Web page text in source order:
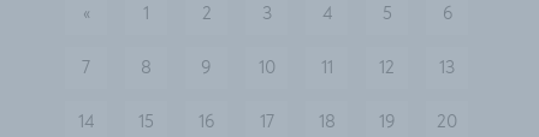
vorherige
« 1 2 3 4 5 6
7 8 9 10 11 12 13
14 15 16 17 18 19 20